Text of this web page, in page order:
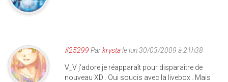
#25299 Parkrystale lun 30/03/2009 à 21h38
V_V j'adore je réapparaît pour disparaître de
nouveau XD . Oui soucis avec la livebox . Mais